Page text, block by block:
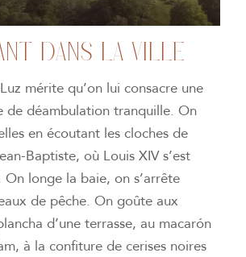
DANS LA VILLE
mérite qu’on lui consacre une
de déambulation tranquille. On
en écoutant les cloches de
Baptiste, où Louis XIV s’est
On longe la baie, on s’arrête
de pêche. On goûte aux
d’une terrasse, au macarón
à la confiture de cerises noires